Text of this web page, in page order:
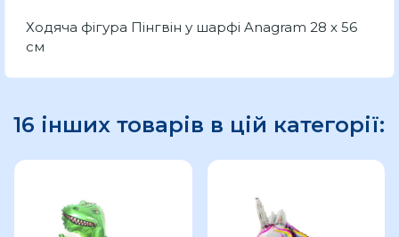
Ходяча фігура Пінгвін у шарфі Anagram 28 x 56
см
16 інших товарів в цій категорії: